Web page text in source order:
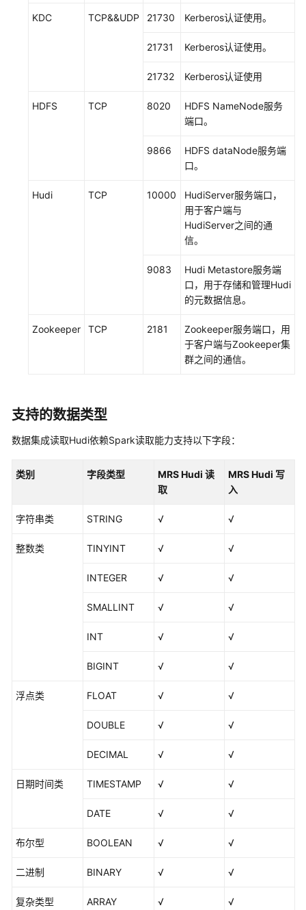
权
DataArts
心
（离
线
作
作
业
KDC TCP&&UDP 21730 Kerberos认证使用。
21731 Kerberos认证使用。
21732 Kerberos认证使用
HDFS TCP 8020
HDFS NameNode服务
端口。
9866
HDFS dataNode服务端
口。
Hudi TCP 10000
HudiServer服务端口，
用于客户端与
HudiServer之间的通
信。
9083
Hudi Metastore服务端
口，用于存储和管理Hudi
的元数据信息。
Zookeeper TCP 2181
Zookeeper服务端口，用
于客户端与Zookeeper集
群之间的通信。
支持的数据类型
数据集成读取Hudi依赖Spark读取能力支持以下字段：
类别 字段类型
MRS Hudi 读
取
MRS Hudi 写
入
字符串类 STRING √ √
整数类 TINYINT √ √
INTEGER √ √
SMALLINT √ √
INT √ √
BIGINT √ √
浮点类 FLOAT √ √
DOUBLE √ √
DECIMAL √ √
日期时间类 TIMESTAMP √ √
DATE √ √
布尔型 BOOLEAN √ √
二进制 BINARY √ √
复杂类型 ARRAY √ √